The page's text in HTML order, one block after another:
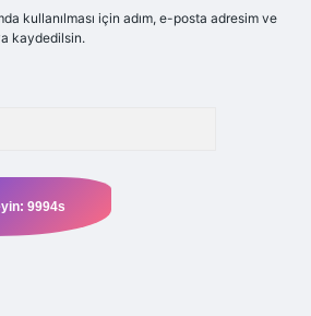
kullanılması için adım, e-posta adresim ve
kaydedilsin.